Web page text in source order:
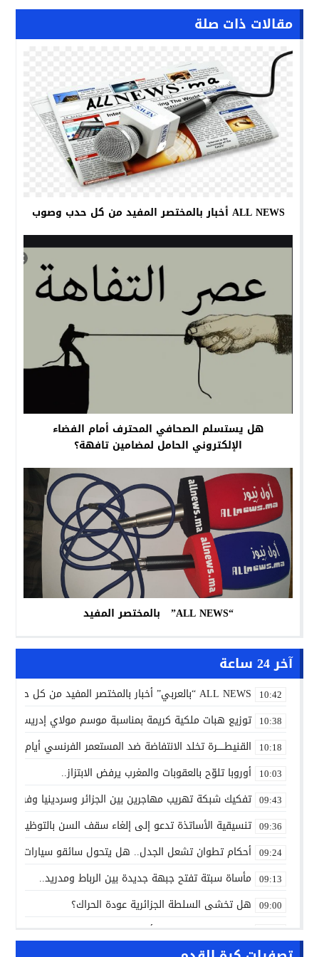
مقالات ذات صلة
ALL NEWS أخبار بالمختصر المفيد من كل حدب وصوب
هل يستسلم الصحافي المحترف أمام الفضاء
الإلكتروني الحامل لمضامين تافهة؟
“ALL NEWS” بالمختصر المفيد
آخر 24 ساعة
10:42 ALL NEWS “بالعربي” أخبار بالمختصر المفيد من كل حدب وصوب
10:38 توزيع هبات ملكية كريمة بمناسبة موسم مولاي إدريس
10:18 القنيطـــــرة تخلد الانتفاضة ضد المستعمر الفرنسي أيام 7 و8 و9 غشت 1954.
10:03 أوروبا تلوّح بالعقوبات والمغرب يرفض الابتزاز..
09:43 تفكيك شبكة تهريب مهاجرين بين الجزائر وسردينيا وفرنسا
09:36 تنسيقية الأساتذة تدعو إلى إلغاء سقف السن بالتوظيف
09:24 أحكام تطوان تشعل الجدل.. هل يتحول سائقو سيارات
09:13 مأساة سبتة تفتح جبهة جديدة بين الرباط ومدريد..
09:00 هل تخشى السلطة الجزائرية عودة الحراك؟